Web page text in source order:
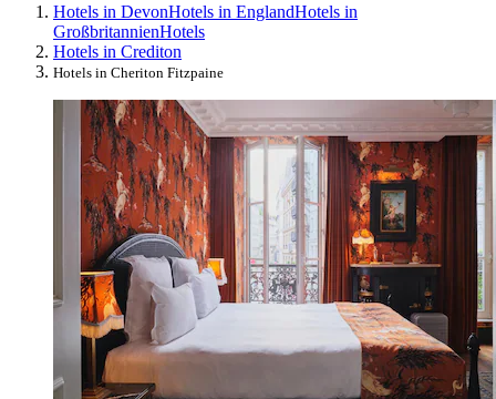
Hotels in DevonHotels in EnglandHotels in
GroßbritannienHotels
Hotels in Crediton
Hotels in Cheriton Fitzpaine